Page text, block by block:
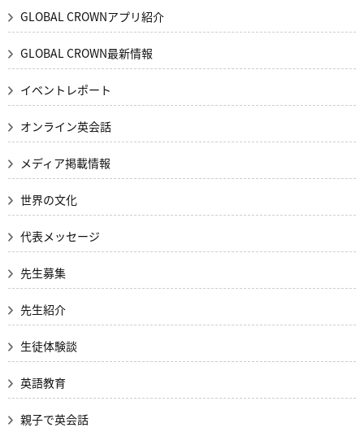
GLOBAL CROWNアプリ紹介
GLOBAL CROWN最新情報
イベントレポート
オンライン英会話
メディア掲載情報
世界の文化
代表メッセージ
先生募集
先生紹介
生徒体験談
英語教育
親子で英会話